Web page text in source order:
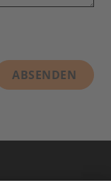
ABSENDEN